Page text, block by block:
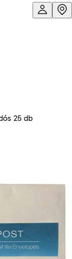
25 db